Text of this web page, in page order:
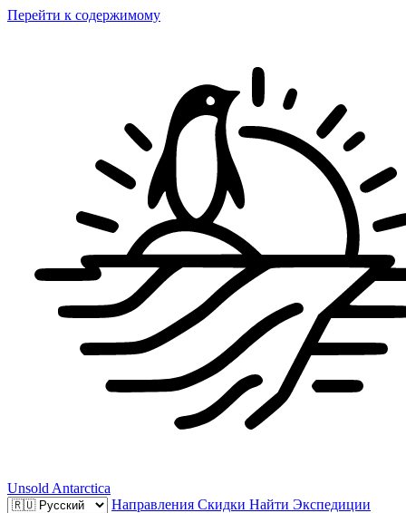
Перейти к содержимому
Unsold Antarctica
Направления Скидки Найти Экспедиции